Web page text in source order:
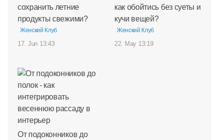
сохранить летние
продукты свежими?
Женский Клуб
17. Jun 13:43
как обойтись без суеты и
кучи вещей?
Женский Клуб
22. May 13:19
От подоконников до